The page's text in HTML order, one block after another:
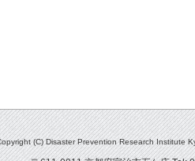
(C) Disaster Prevention Research Institute